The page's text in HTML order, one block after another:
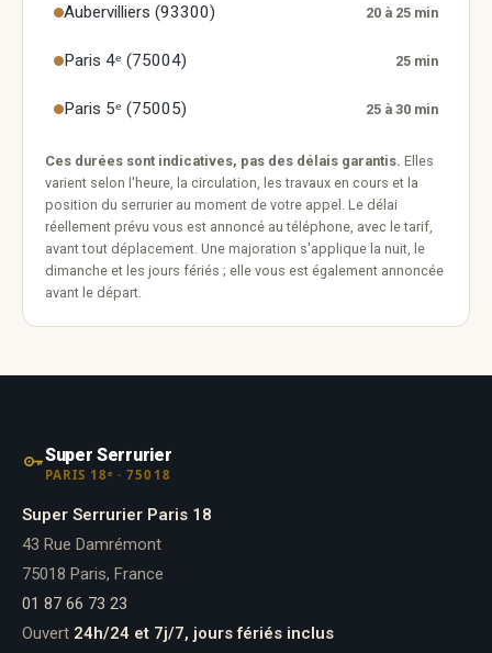
Aubervilliers (93300) 20 à 25 min
Paris 4ᵉ (75004) 25 min
Paris 5ᵉ (75005) 25 à 30 min
Ces durées sont indicatives, pas des délais garantis. Elles
varient selon l'heure, la circulation, les travaux en cours et la
position du serrurier au moment de votre appel. Le délai
réellement prévu vous est annoncé au téléphone, avec le tarif,
avant tout déplacement. Une majoration s'applique la nuit, le
dimanche et les jours fériés ; elle vous est également annoncée
avant le départ.
Super Serrurier
PARIS 18ᵉ · 75018
Super Serrurier Paris 18
43 Rue Damrémont
75018 Paris, France
01 87 66 73 23
Ouvert 24h/24 et 7j/7, jours fériés inclus